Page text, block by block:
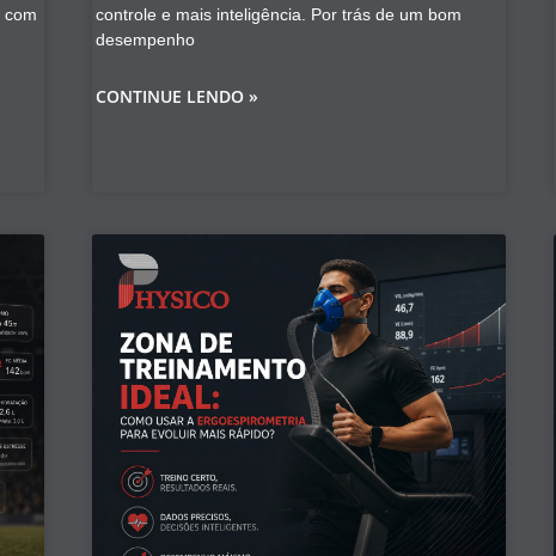
com
controle e mais inteligência. Por trás de um bom
desempenho
CONTINUE LENDO »